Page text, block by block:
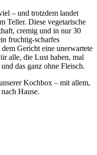
– und trotzdem landet
Teller. Diese vegetarische
cremig und in nur 30
fruchtig-scharfes
Gericht eine unerwartete
alle, die Lust haben, mal
das ganz ohne Fleisch.
Kochbox – mit allem,
Hause.